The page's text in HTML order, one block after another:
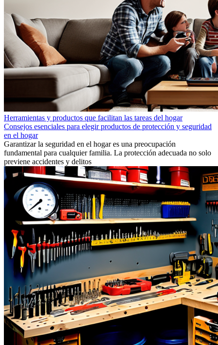
Herramientas y productos que facilitan las tareas del hogar
Consejos esenciales para elegir productos de protección y seguridad
en el hogar
Garantizar la seguridad en el hogar es una preocupación
fundamental para cualquier familia. La protección adecuada no solo
previene accidentes y delitos